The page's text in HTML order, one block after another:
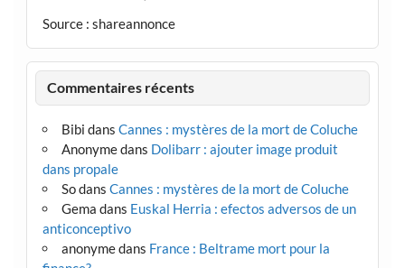
Source : shareannonce
Commentaires récents
Bibi dans Cannes : mystères de la mort de Coluche
Anonymedans Dolibarr : ajouter image produit
dans propale
Sodans Cannes : mystères de la mort de Coluche
Gema dans Euskal Herria : efectos adversos de un
anticonceptivo
anonymedans France : Beltrame mort pour la